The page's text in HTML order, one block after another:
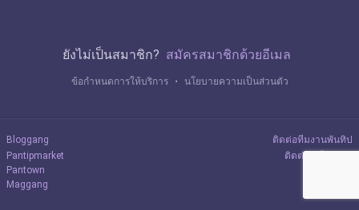
ยังไม่เป็นสมาชิก? สมัครสมาชิกด้วยอีเมล
ข้อกำหนดการให้บริการ ・ นโยบายความเป็นส่วนตัว
Bloggang
Pantipmarket
Pantown
Maggang
ติดต่อทีมงานพันทิป
ติดต่อลงโฆษณา